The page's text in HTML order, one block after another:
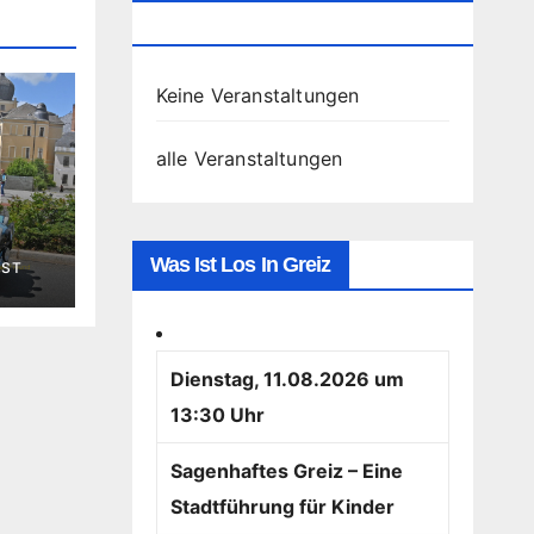
Keine Veranstaltungen
alle Veranstaltungen
Was Ist Los In Greiz
Dienstag, 11.08.2026 um
13:30 Uhr
Sagenhaftes Greiz – Eine
Stadtführung für Kinder